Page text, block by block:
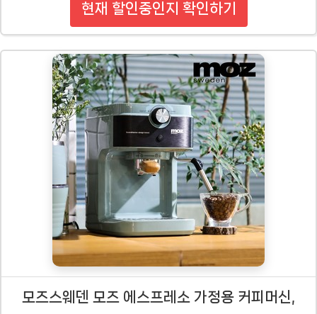
현재 할인중인지 확인하기
모즈스웨덴 모즈 에스프레소 가정용 커피머신,